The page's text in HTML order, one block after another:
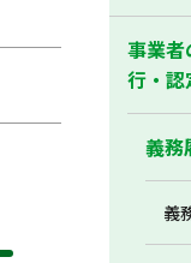
事業者
行・認
義務
義